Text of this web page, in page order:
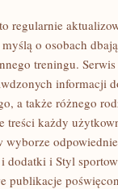
regularnie
myślą o osobach
treningu.
informacji
a także różnego
treści każdy
wyborze
dodatki i Styl
publikacje